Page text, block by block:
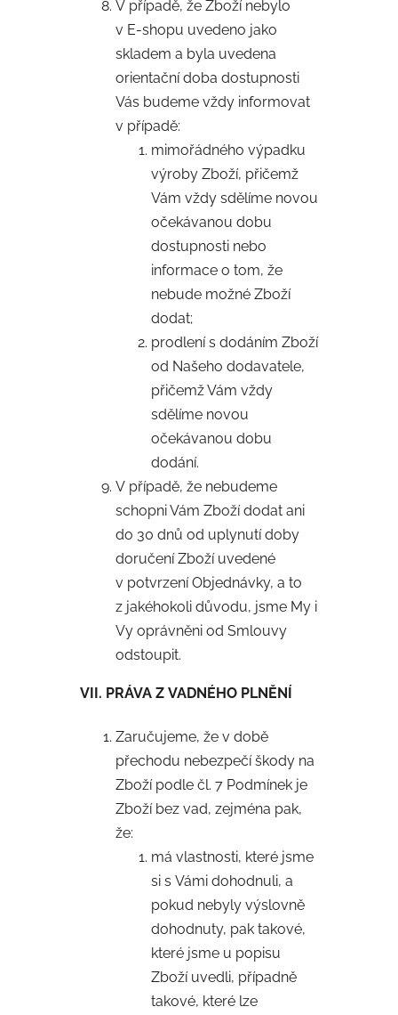
V případě, že Zboží nebylo
v E-shopu uvedeno jako
skladem a byla uvedena
orientační doba dostupnosti
Vás budeme vždy informovat
v případě:
mimořádného výpadku
výroby Zboží, přičemž
Vám vždy sdělíme novou
očekávanou dobu
dostupnosti nebo
informace o tom, že
nebude možné Zboží
dodat;
prodlení s dodáním Zboží
od Našeho dodavatele,
přičemž Vám vždy
sdělíme novou
očekávanou dobu
dodání.
V případě, že nebudeme
schopni Vám Zboží dodat ani
do 30 dnů od uplynutí doby
doručení Zboží uvedené
v potvrzení Objednávky, a to
z jakéhokoli důvodu, jsme My i
Vy oprávněni od Smlouvy
odstoupit.
VII. PRÁVA Z VADNÉHO PLNĚNÍ
Zaručujeme, že v době
přechodu nebezpečí škody na
Zboží podle čl. 7 Podmínek je
Zboží bez vad, zejména pak,
že:
má vlastnosti, které jsme
si s Vámi dohodnuli, a
pokud nebyly výslovně
dohodnuty, pak takové,
které jsme u popisu
Zboží uvedli, případně
takové, které lze